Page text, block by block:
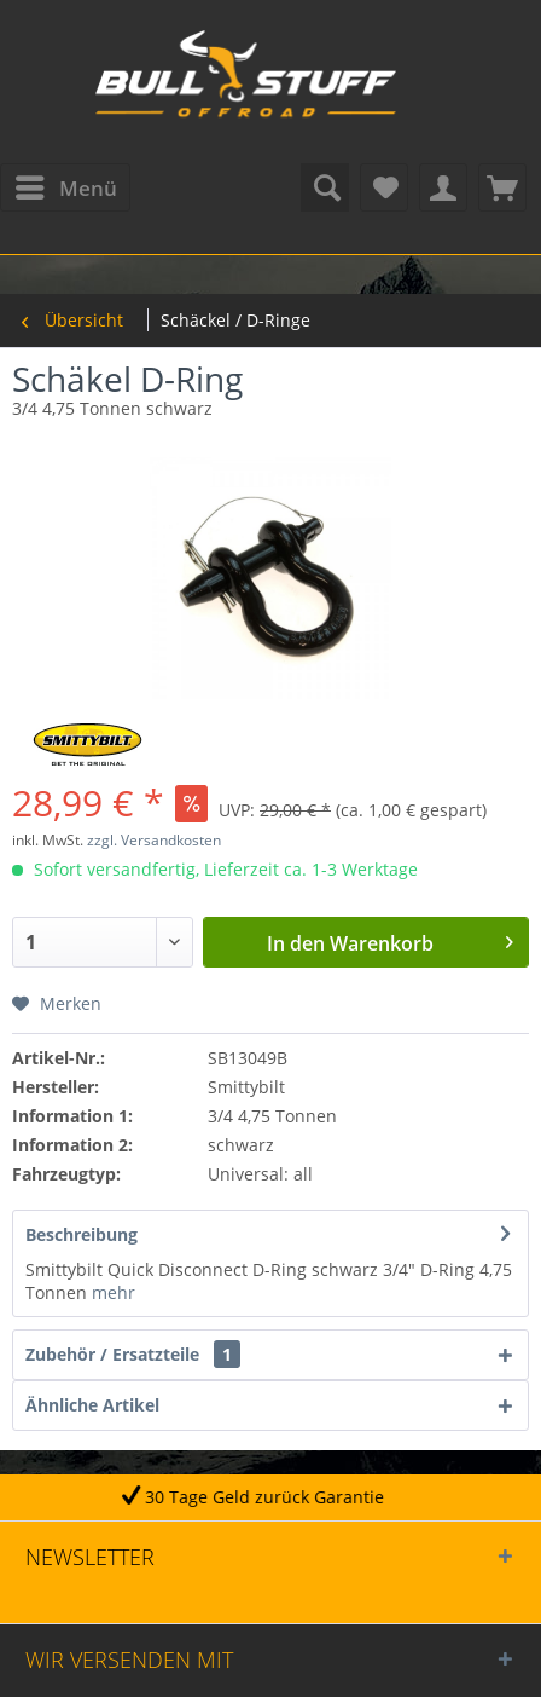
Menü
Übersicht Schäckel / D-Ringe
Schäkel D-Ring
3/4 4,75 Tonnen schwarz
28,99 € * UVP: 29,00 € * (ca. 1,00 € gespart)
inkl. MwSt.zzgl. Versandkosten
Sofort versandfertig, Lieferzeit ca. 1-3 Werktage
In den Warenkorb
Merken
Artikel-Nr.:
SB13049B
Hersteller:
Smittybilt
Information 1:
3/4 4,75 Tonnen
Information 2:
schwarz
Fahrzeugtyp:
Universal: all
Beschreibung
Smittybilt Quick Disconnect D-Ring schwarz 3/4" D-Ring 4,75
Tonnen mehr
Zubehör / Ersatzteile 1
Ähnliche Artikel
Geld zurück Garantie
NEWSLETTER
WIR VERSENDEN MIT